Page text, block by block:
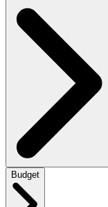
Budget